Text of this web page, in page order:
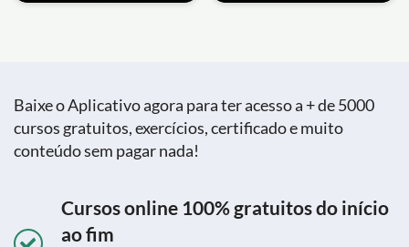
Baixe o Aplicativo agora para ter acesso a + de 5000
cursos gratuitos, exercícios, certificado e muito
conteúdo sem pagar nada!
Cursos online 100% gratuitos do início
ao fim